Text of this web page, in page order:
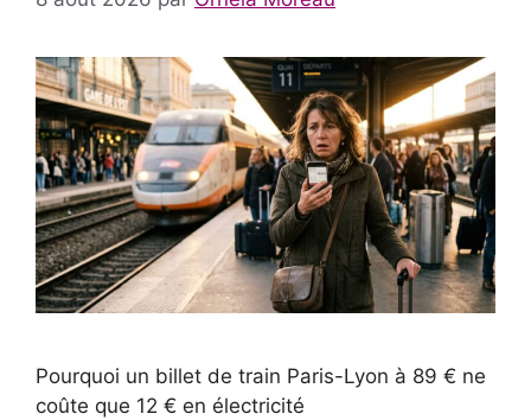
Pourquoi un billet de train Paris-Lyon à 89 € ne
coûte que 12 € en électricité